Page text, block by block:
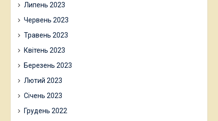
Липень 2023
Червень 2023
Травень 2023
Квітень 2023
Березень 2023
Лютий 2023
Січень 2023
Грудень 2022